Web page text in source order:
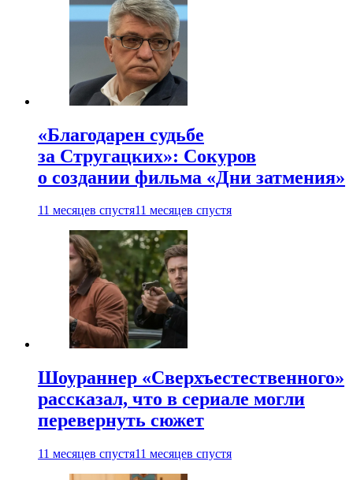
«Благодарен судьбе
за Стругацких»: Сокуров
о создании фильма «Дни затмения»
11 месяцев спустя11 месяцев спустя
Шоураннер «Сверхъестественного»
рассказал, что в сериале могли
перевернуть сюжет
11 месяцев спустя11 месяцев спустя